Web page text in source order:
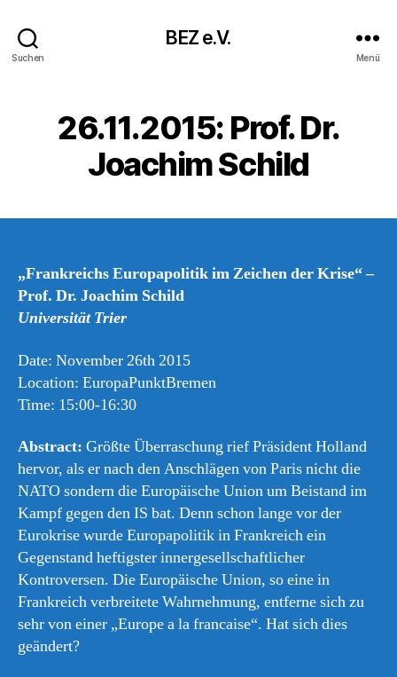
Suchen
BEZ e.V.
Menü
26.11.2015: Prof. Dr.
Joachim Schild
„Frankreichs Europapolitik im Zeichen der Krise“ –
Prof. Dr. Joachim Schild
Universität Trier
Date: November 26th 2015
Location: EuropaPunktBremen
Time: 15:00-16:30
Abstract: Größte Überraschung rief Präsident Holland
hervor, als er nach den Anschlägen von Paris nicht die
NATO sondern die Europäische Union um Beistand im
Kampf gegen den IS bat. Denn schon lange vor der
Eurokrise wurde Europapolitik in Frankreich ein
Gegenstand heftigster innergesellschaftlicher
Kontroversen. Die Europäische Union, so eine in
Frankreich verbreitete Wahrnehmung, entferne sich zu
sehr von einer „Europe a la francaise“. Hat sich dies
geändert?